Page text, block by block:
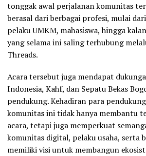
tonggak awal perjalanan komunitas
berasal dari berbagai profesi, mulai
pelaku UMKM, mahasiswa, hingga
yang selama ini saling terhubung
Threads.
Acara tersebut juga mendapat
Indonesia, Kahf, dan Sepatu Bekas
pendukung. Kehadiran para
komunitas ini tidak hanya membantu
acara, tetapi juga memperkuat
komunitas digital, pelaku usaha, serta
memiliki visi untuk membangun